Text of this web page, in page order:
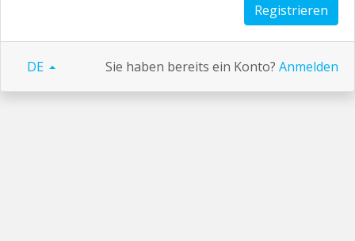
Registrieren
DE Sie haben bereits ein Konto? Anmelden